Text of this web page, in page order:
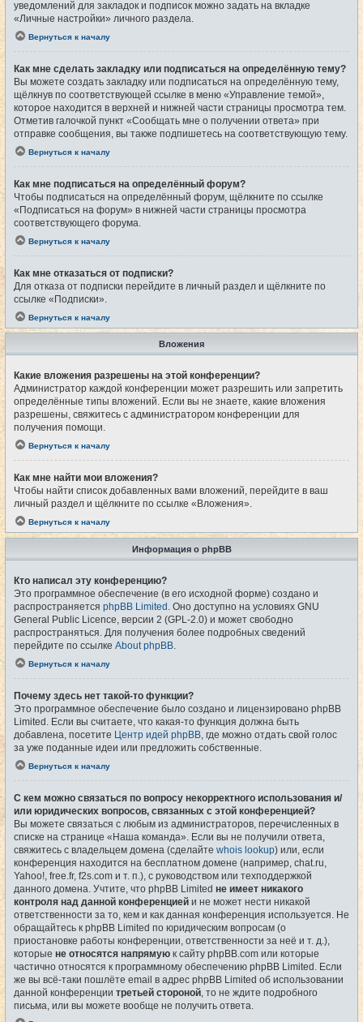
уведомлений для закладок и подписок можно задать на вкладке
«Личные настройки» личного раздела.
Вернуться к началу
Как мне сделать закладку или подписаться на определённую тему?
Вы можете создать закладку или подписаться на определённую тему,
щёлкнув по соответствующей ссылке в меню «Управление темой»,
которое находится в верхней и нижней части страницы просмотра тем.
Отметив галочкой пункт «Сообщать мне о получении ответа» при
отправке сообщения, вы также подпишетесь на соответствующую тему.
Вернуться к началу
Как мне подписаться на определённый форум?
Чтобы подписаться на определённый форум, щёлкните по ссылке
«Подписаться на форум» в нижней части страницы просмотра
соответствующего форума.
Вернуться к началу
Как мне отказаться от подписки?
Для отказа от подписки перейдите в личный раздел и щёлкните по
ссылке «Подписки».
Вернуться к началу
Вложения
Какие вложения разрешены на этой конференции?
Администратор каждой конференции может разрешить или запретить
определённые типы вложений. Если вы не знаете, какие вложения
разрешены, свяжитесь с администратором конференции для
получения помощи.
Вернуться к началу
Как мне найти мои вложения?
Чтобы найти список добавленных вами вложений, перейдите в ваш
личный раздел и щёлкните по ссылке «Вложения».
Вернуться к началу
Информация о phpBB
Кто написал эту конференцию?
Это программное обеспечение (в его исходной форме) создано и
распространяется phpBB Limited . Оно доступно на условиях GNU
General Public Licence, версии 2 (GPL-2.0) и может свободно
распространяться. Для получения более подробных сведений
перейдите по ссылке About phpBB
Вернуться к началу
Почему здесь нет такой-то функции?
Это программное обеспечение было создано и лицензировано phpBB
Limited. Если вы считаете, что какая-то функция должна быть
добавлена, посетите Центр идей phpBB , где можно отдать свой голос
за уже поданные идеи или предложить собственные.
Вернуться к началу
С кем можно связаться по вопросу некорректного использования и/
или юридических вопросов, связанных с этой конференцией?
Вы можете связаться с любым из администраторов, перечисленных в
списке на странице «Наша команда». Если вы не получили ответа,
свяжитесь с владельцем домена (сделайте whois lookup) или, если
конференция находится на бесплатном домене (например, chat.ru,
Yahoo!, free.fr, f2s.com и т. п.), с руководством или техподдержкой
данного домена. Учтите, что phpBB Limited не имеет никакого
контроля над данной конференцией и не может нести никакой
ответственности за то, кем и как данная конференция используется. Не
обращайтесь к phpBB Limited по юридическим вопросам (о
приостановке работы конференции, ответственности за неё и т. д.),
которые не относятся напрямую к сайту phpBB.com или которые
частично относятся к программному обеспечению phpBB Limited. Если
же вы всё-таки пошлёте email в адрес phpBB Limited об использовании
данной конференции третьей стороной , то не ждите подробного
письма, или вы можете вообще не получить ответа.